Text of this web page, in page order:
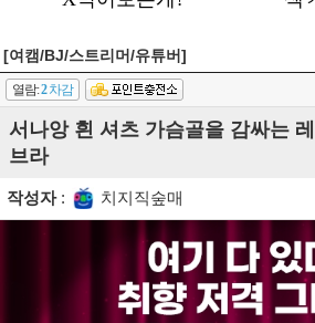
[여캠/BJ/스트리머/유튜버]
열람:2차감
서나앙 흰 셔츠 가슴골을 감싸는
브라
작성자: 치지직숲매